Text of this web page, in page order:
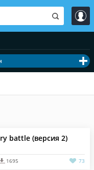
battle (версия 2)
1695 73